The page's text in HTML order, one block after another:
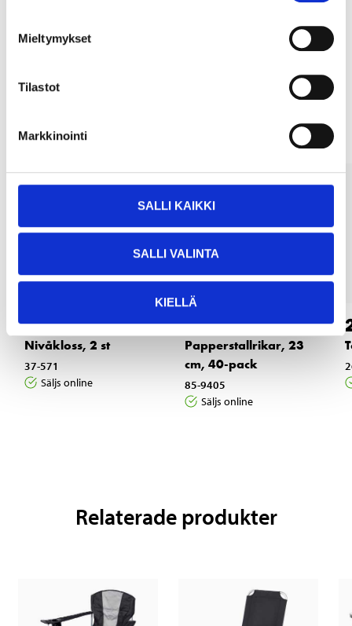
Mieltymykset
Tilastot
Markkinointi
SALLI KAIKKI
SALLI VALINTA
KIELLÄ
Andra kunder köpte också
2495
Nivåkloss, 2 st
37-571
Säljs online
355
Papperstallrikar, 23
cm, 40-pack
85-9405
Säljs online
Relaterade produkter